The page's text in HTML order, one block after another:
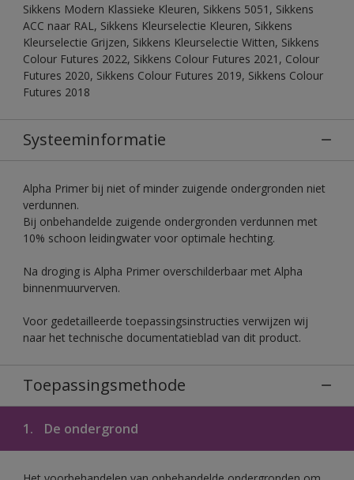
Sikkens Modern Klassieke Kleuren, Sikkens 5051, Sikkens
ACC naar RAL, Sikkens Kleurselectie Kleuren, Sikkens
Kleurselectie Grijzen, Sikkens Kleurselectie Witten, Sikkens
Colour Futures 2022, Sikkens Colour Futures 2021, Colour
Futures 2020, Sikkens Colour Futures 2019, Sikkens Colour
Futures 2018
Systeeminformatie
Alpha Primer bij niet of minder zuigende ondergronden niet
verdunnen.
Bij onbehandelde zuigende ondergronden verdunnen met
10% schoon leidingwater voor optimale hechting.
Na droging is Alpha Primer overschilderbaar met Alpha
binnenmuurverven.
Voor gedetailleerde toepassingsinstructies verwijzen wij
naar het technische documentatieblad van dit product.
Toepassingsmethode
1. De ondergrond